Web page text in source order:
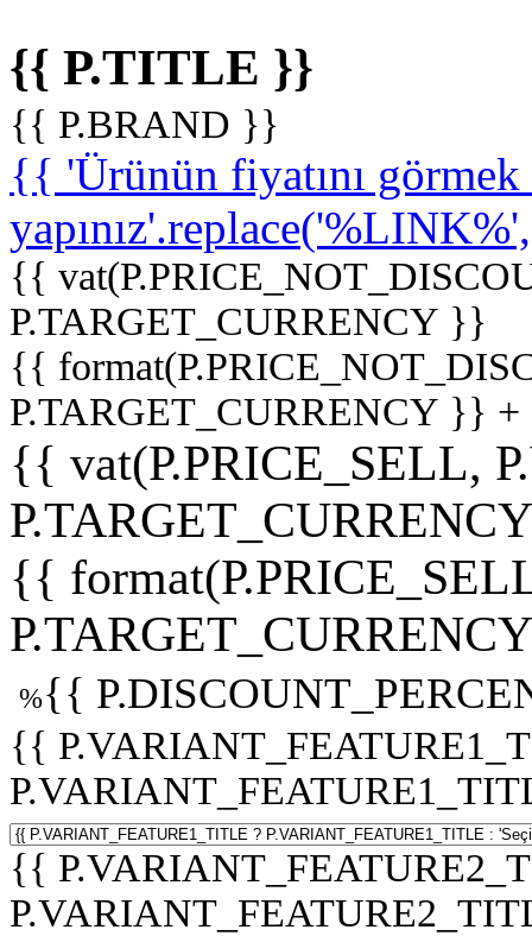
{{ P.TITLE }}
{{ P.BRAND }}
{{ 'Ürünün fiyatını
{{
P.TARGET_CURRENCY }}
{{
P.TARGET_CURRENCY }}
{{ vat(P.PRICE_SELL,
{{
%{{
{{
{{